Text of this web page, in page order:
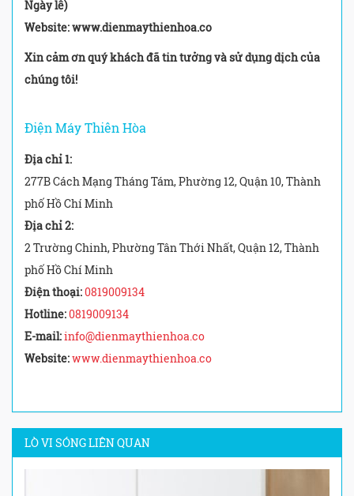
Ngày lễ)
Website: www.dienmaythienhoa.co
Xin cảm ơn quý khách đã tin tưởng và sử dụng dịch của
chúng tôi!
Điện Máy Thiên Hòa
Địa chỉ 1:
277B Cách Mạng Tháng Tám, Phường 12, Quận 10, Thành
phố Hồ Chí Minh
Địa chỉ 2:
2 Trường Chinh, Phường Tân Thới Nhất, Quận 12, Thành
phố Hồ Chí Minh
Điện thoại:0819009134
Hotline:0819009134
E-mail:info@dienmaythienhoa.co
Website:www.dienmaythienhoa.co
LÒ VI SÓNG LIÊN QUAN